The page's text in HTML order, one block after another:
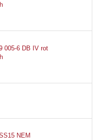
005-6 DB IV rot
NEM